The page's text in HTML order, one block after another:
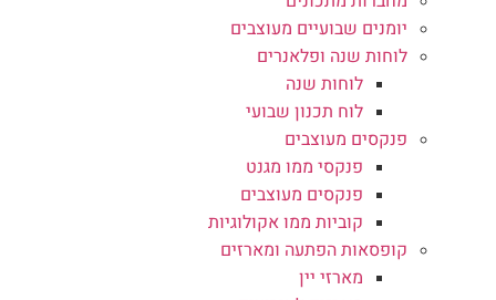
יומנים שבועיים מעוצבים
לוחות שנה ופלאנרים
לוחות שנה
לוח תכנון שבועי
פנקסים מעוצבים
פנקסי ממו מגנט
פנקסים מעוצבים
קוביות ממו אקולוגיות
קופסאות הפתעה ומארזים
מארזי יין